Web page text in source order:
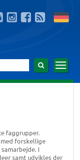
faggrupper.
forskellige
I
samt udvikles der